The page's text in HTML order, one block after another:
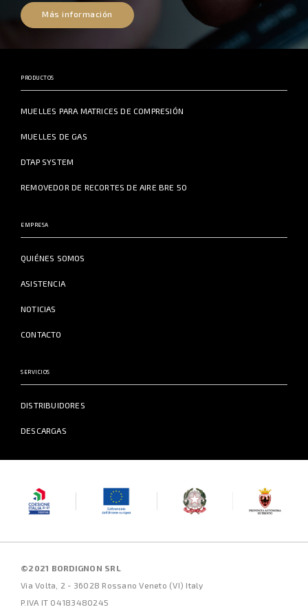
Más información
PRODUCTOS
MUELLES PARA MATRICES DE COMPRESIÓN
MUELLES DE GAS
DTAP SYSTEM
REMOVEDOR DE RECORTES DE AIRE BRE 50
EMPRESA
QUIÉNES SOMOS
ASISTENCIA
NOTICIAS
CONTACTO
SERVICIOS
DISTRIBUIDORES
DESCARGAS
©2021 BORDIGNON SRL
Via Volta, 2 - 36028 Rossano Veneto (VI) Italy
P.IVA IT 04183480245